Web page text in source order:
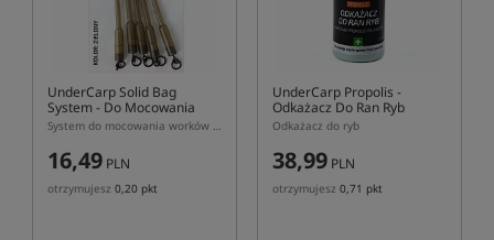
UnderCarp Solid Bag
System- Do Mocowania
Worków PVA
System do mocowania worków PVA w kolorze zielonym
16,49 PLN
otrzymujesz 0,20 pkt
UnderCarp Propolis -
Odkażacz Do Ran Ryb
Odkażacz do ryb
38,99 PLN
otrzymujesz 0,71 pkt